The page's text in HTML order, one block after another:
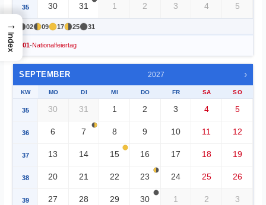
35 30 31 1 2 3 4 5
02 09 17 25 31
01-Nationalfeiertag
SEPTEMBER 2027 ›
KW MO DI MI DO FR SA SO
35 30 31 1 2 3 4 5
36 6 7 8 9 10 11 12
37 13 14 15 16 17 18 19
38 20 21 22 23 24 25 26
39 27 28 29 30 1 2 3
→
Index